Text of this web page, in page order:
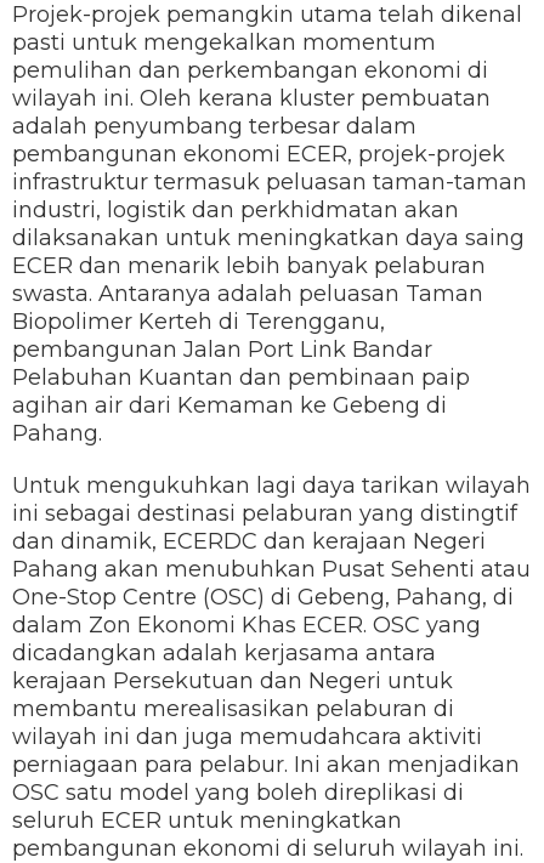
Projek-projek pemangkin utama telah dikenal
pasti untuk mengekalkan momentum
pemulihan dan perkembangan ekonomi di
wilayah ini. Oleh kerana kluster pembuatan
adalah penyumbang terbesar dalam
pembangunan ekonomi ECER, projek-projek
infrastruktur termasuk peluasan taman-taman
industri, logistik dan perkhidmatan akan
dilaksanakan untuk meningkatkan daya saing
ECER dan menarik lebih banyak pelaburan
swasta. Antaranya adalah peluasan Taman
Biopolimer Kerteh di Terengganu,
pembangunan Jalan Port Link Bandar
Pelabuhan Kuantan dan pembinaan paip
agihan air dari Kemaman ke Gebeng di
Pahang.
Untuk mengukuhkan lagi daya tarikan wilayah
ini sebagai destinasi pelaburan yang distingtif
dan dinamik, ECERDC dan kerajaan Negeri
Pahang akan menubuhkan Pusat Sehenti atau
One-Stop Centre (OSC) di Gebeng, Pahang, di
dalam Zon Ekonomi Khas ECER. OSC yang
dicadangkan adalah kerjasama antara
kerajaan Persekutuan dan Negeri untuk
membantu merealisasikan pelaburan di
wilayah ini dan juga memudahcara aktiviti
perniagaan para pelabur. Ini akan menjadikan
OSC satu model yang boleh direplikasi di
seluruh ECER untuk meningkatkan
pembangunan ekonomi di seluruh wilayah ini.